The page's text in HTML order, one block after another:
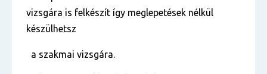
vizsgára is felkészít így meglepetések nélkül
készülhetsz
a szakmai vizsgára.